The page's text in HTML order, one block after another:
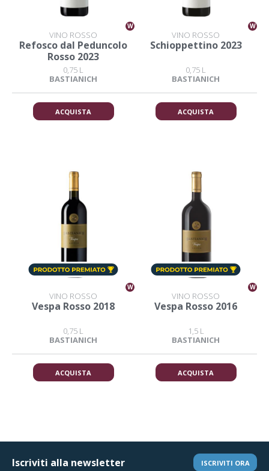
W
VINO ROSSO
Refosco dal Peduncolo
Rosso 2023
0,75 L
BASTIANICH
ACQUISTA
W
VINO ROSSO
Schioppettino 2023
0,75 L
BASTIANICH
ACQUISTA
W
VINO ROSSO
Vespa Rosso 2018
0,75 L
BASTIANICH
ACQUISTA
W
VINO ROSSO
Vespa Rosso 2016
1,5 L
BASTIANICH
ACQUISTA
Iscriviti alla newsletter ISCRIVITI ORA